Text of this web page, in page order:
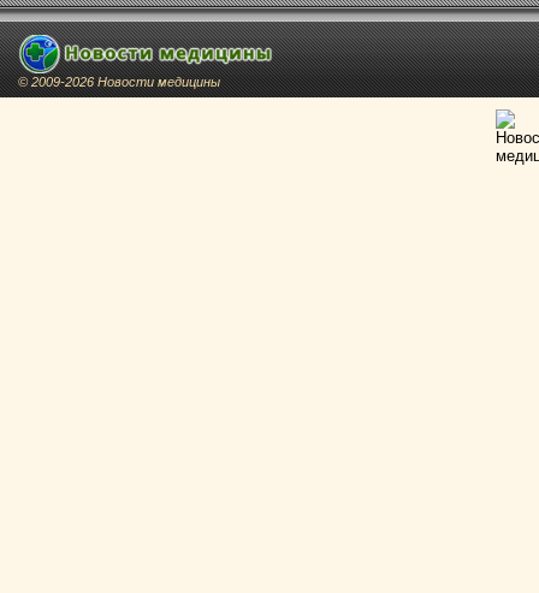
© 2009-2026 Новости медицины